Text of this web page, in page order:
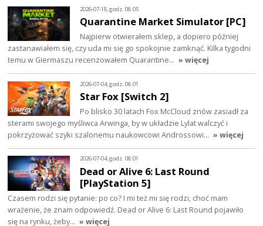
2026-07-18, godz. 08:05
Quarantine Market Simulator [PC]
Najpierw otwierałem sklep, a dopiero później
zastanawiałem się, czy uda mi się go spokojnie zamknąć. Kilka tygodni
temu w Giermaszu recenzowałem Quarantine… » więcej
2026-07-04, godz. 08:01
Star Fox [Switch 2]
Po blisko 30 latach Fox McCloud znów zasiadł za
sterami swojego myśliwca Arwinga, by w układzie Lylat walczyć i
pokrzyżować szyki szalonemu naukowcowi Androssowi… » więcej
2026-07-04, godz. 08:01
Dead or Alive 6: Last Round
[PlayStation 5]
Czasem rodzi się pytanie: po co? I mi też mi się rodzi, choć mam
wrażenie, że znam odpowiedź. Dead or Alive 6: Last Round pojawiło
się na rynku, żeby… » więcej